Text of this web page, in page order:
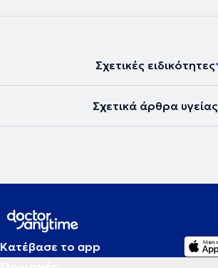
Σχετικές ειδικότητες
Σχετικά άρθρα υγείας
Κατέβασε το app